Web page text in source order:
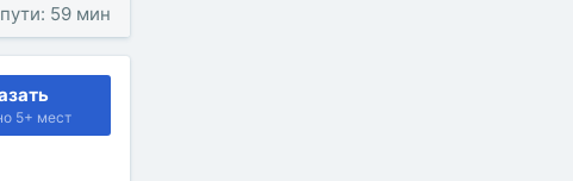
59 мин
5+ мест